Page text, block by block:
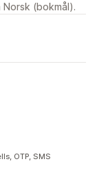
(bokmål).
OTP, SMS